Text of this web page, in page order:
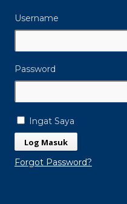
Username
Password
Ingat Saya
Forgot Password?